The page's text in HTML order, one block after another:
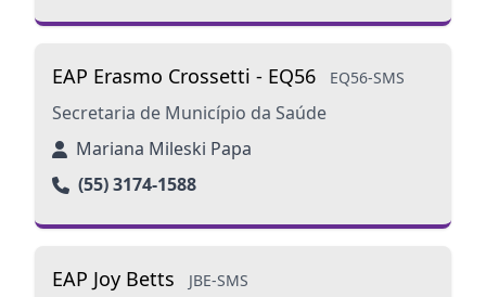
EAP Erasmo Crossetti - EQ56 EQ56-SMS
Secretaria de Município da Saúde
Mariana Mileski Papa
(55) 3174-1588
EAP Joy Betts JBE-SMS